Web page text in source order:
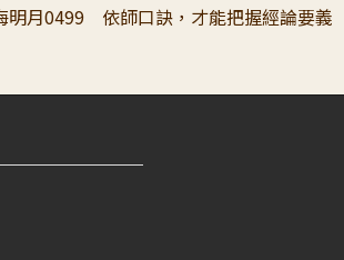
明月0499 依師口訣，才能把握經論要義